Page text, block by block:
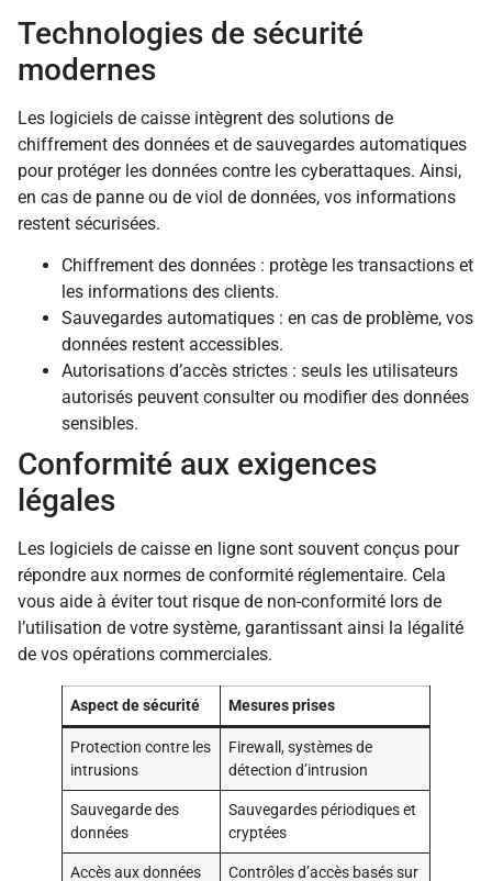
Technologies de sécurité
modernes
Les logiciels de caisse intègrent des solutions de
chiffrement des données et de sauvegardes automatiques
pour protéger les données contre les cyberattaques. Ainsi,
en cas de panne ou de viol de données, vos informations
restent sécurisées.
Chiffrement des données : protège les transactions et
les informations des clients.
Sauvegardes automatiques : en cas de problème, vos
données restent accessibles.
Autorisations d’accès strictes : seuls les utilisateurs
autorisés peuvent consulter ou modifier des données
sensibles.
Conformité aux exigences
légales
Les logiciels de caisse en ligne sont souvent conçus pour
répondre aux normes de conformité réglementaire. Cela
vous aide à éviter tout risque de non-conformité lors de
l’utilisation de votre système, garantissant ainsi la légalité
de vos opérations commerciales.
Aspect de sécurité Mesures prises
Protection contre les
intrusions
Firewall, systèmes de
détection d’intrusion
Sauvegarde des
données
Sauvegardes périodiques et
cryptées
Accès aux données
Contrôles d’accès basés sur